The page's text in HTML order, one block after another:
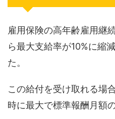
雇用保険の高年齢雇用継
ら最大支給率が10%に縮
た。
この給付を受け取れる場
時に最大で標準報酬月額